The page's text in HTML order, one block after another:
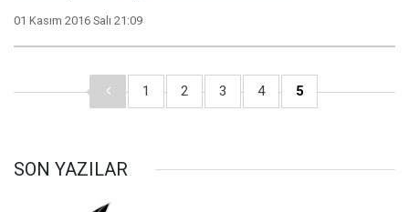
01 Kasım 2016 Salı 21:09
1 2 3 4 5
SON YAZILAR